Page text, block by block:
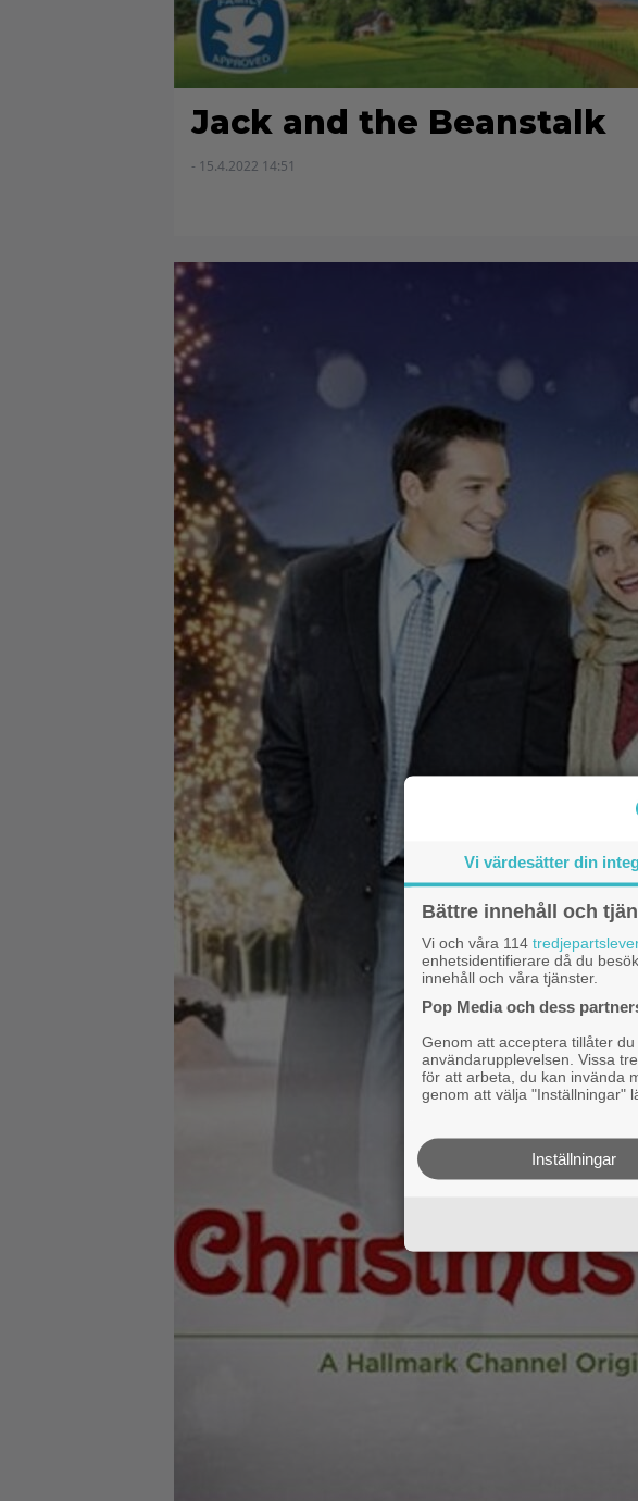
Jack and the Beanstalk
- 15.4.2022 14:51
Vi värdesätter din
Bättre innehåll och
Vi och våra 114
enhetsidentifierare då du
innehåll och våra tjänster.
Pop Media och dess
Genom att acceptera tillåter
användarupplevelsen. Vissa
för att arbeta, du kan invända
genom att välja "Inställningar"
Inställningar